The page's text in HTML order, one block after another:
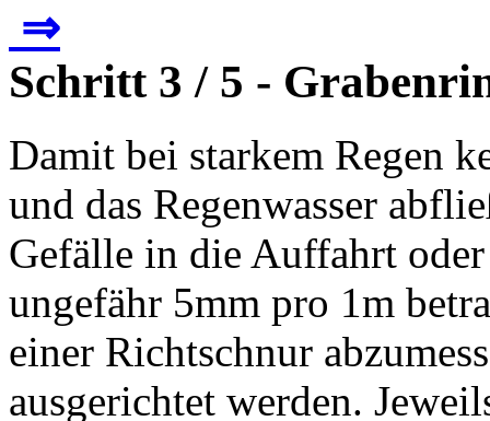
⇒
Schritt 3 / 5 -
Damit bei starkem Regen
und das Regenwasser
Gefälle in die Auffahrt oder
ungefähr 5mm pro 1m
einer Richtschnur
ausgerichtet werden.